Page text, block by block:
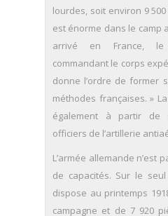
lourdes, soit environ 9
est énorme dans le camp
arrivé en France, le
commandant le corps
donne l’ordre de former
méthodes françaises. »
également à partir de
officiers de l’artillerie
L’armée allemande n’est
de capacités. Sur le
dispose au printemps
campagne et de 7 920